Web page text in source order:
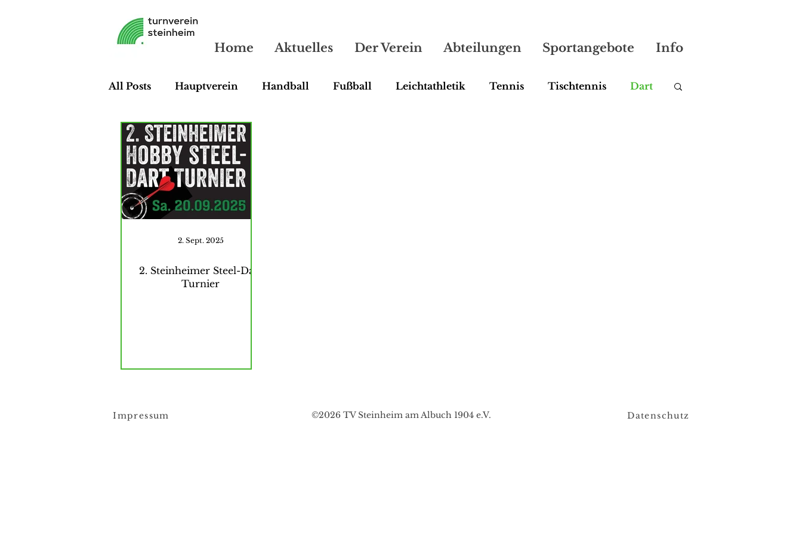
Home Aktuelles Der Verein Abteilungen Sportangebote Info
All Posts Hauptverein Handball Fußball Leichtathletik Tennis Tischtennis Dart
Line Dance Turnen
2. Steinheimer Steel-Dart
Turnier
2. Sept. 2025
Impressum ©2026 TV Steinheim am Albuch 1904 e.V. Datenschutz